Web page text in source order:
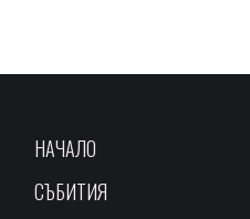
НАЧАЛО
СЪБИТИЯ